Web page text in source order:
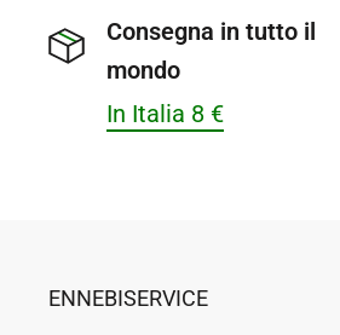
Consegna in tutto il
mondo
In Italia 8 €
ENNEBISERVICE